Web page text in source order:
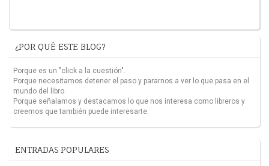
¿POR QUÉ ESTE BLOG?
Porque es un "click a la cuestión".
Porque necesitamos detener el paso y pararnos a ver lo que pasa en el
mundo del libro.
Porque señalamos y destacamos lo que nos interesa como libreros y
creemos que también puede interesarte.
ENTRADAS POPULARES